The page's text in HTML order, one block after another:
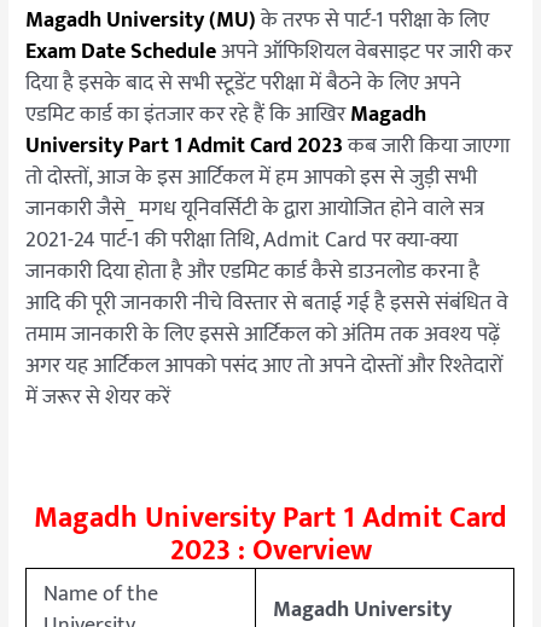
Magadh University (MU)के तरफ से पार्ट-1 परीक्षा के लिए
Exam Date Scheduleअपने ऑफिशियल वेबसाइट पर जारी कर
दिया है इसके बाद से सभी स्टूडेंट परीक्षा में बैठने के लिए अपने
एडमिट कार्ड का इंतजार कर रहे हैं कि आखिरMagadh
University Part 1 Admit Card 2023कब जारी किया जाएगा
तो दोस्तों, आज के इस आर्टिकल में हम आपको इस से जुड़ी सभी
जानकारी जैसे_ मगध यूनिवर्सिटी के द्वारा आयोजित होने वाले सत्र
2021-24 पार्ट-1 की परीक्षा तिथि, Admit Card पर क्या-क्या
जानकारी दिया होता है और एडमिट कार्ड कैसे डाउनलोड करना है
आदि की पूरी जानकारी नीचे विस्तार से बताई गई है इससे संबंधित वे
तमाम जानकारी के लिए इससे आर्टिकल को अंतिम तक अवश्य पढ़ें
अगर यह आर्टिकल आपको पसंद आए तो अपने दोस्तों और रिश्तेदारों
में जरूर से शेयर करें
Magadh University Part 1 Admit Card
2023 : Overview
Name of the
Magadh University
1
Admit
Card
2021-
24